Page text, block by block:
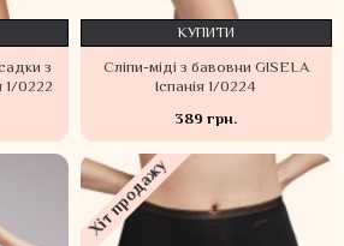
з
1/0222
Сліпи-міді з бавовни GISELA
Іспанія 1/0224
389 грн.
КУПИТИ
Хіт продажу